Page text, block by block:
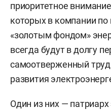
приоритетное
которых в компании
«золотым фондом»
всегда будут в долгу
самоотверженный труд
развития
Один из них —